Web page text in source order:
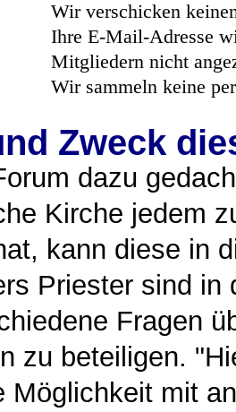
Wir verschicken
Ihre E-Mail-Adresse
Mitgliedern nicht
Wir sammeln keine
Zweck
dazu
Kirche jedem
kann diese in
Priester sind in
Fragen
zu beteiligen.
Möglichkeit mit